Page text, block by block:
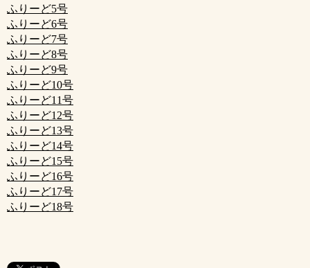
ふりーど5号
ふりーど6号
ふりーど7号
ふりーど8号
ふりーど9号
ふりーど10号
ふりーど11号
ふりーど12号
ふりーど13号
ふりーど14号
ふりーど15号
ふりーど16号
ふりーど17号
ふりーど18号